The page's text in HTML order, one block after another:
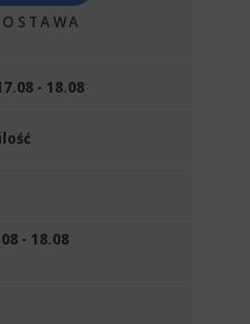
- 18.08
- 18.08